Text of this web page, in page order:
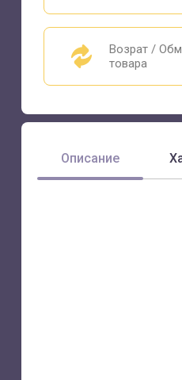
Возрат /
товара
Описание